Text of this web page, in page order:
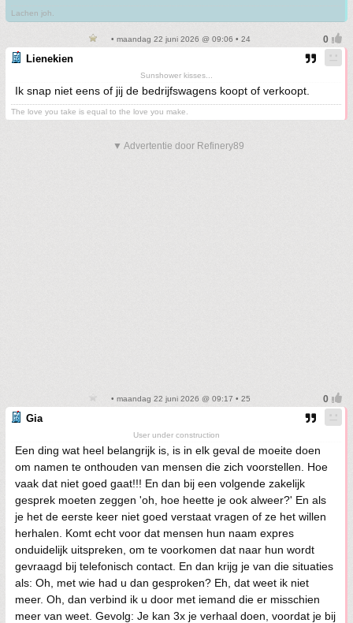
Lachen joh.
• maandag 22 juni 2026 @ 09:06 • 24
Lienekien
Sunshower kisses...
Ik snap niet eens of jij de bedrijfswagens koopt of verkoopt.
The love you take is equal to the love you make.
▼ Advertentie door Refinery89
• maandag 22 juni 2026 @ 09:17 • 25
Gia
User under construction
Een ding wat heel belangrijk is, is in elk geval de moeite doen
om namen te onthouden van mensen die zich voorstellen. Hoe
vaak dat niet goed gaat!!! En dan bij een volgende zakelijk
gesprek moeten zeggen 'oh, hoe heette je ook alweer?' En als
je het de eerste keer niet goed verstaat vragen of ze het willen
herhalen. Komt echt voor dat mensen hun naam expres
onduidelijk uitspreken, om te voorkomen dat naar hun wordt
gevraagd bij telefonisch contact. En dan krijg je van die situaties
als: Oh, met wie had u dan gesproken? Eh, dat weet ik niet
meer. Oh, dan verbind ik u door met iemand die er misschien
meer van weet. Gevolg: Je kan 3x je verhaal doen, voordat je bij